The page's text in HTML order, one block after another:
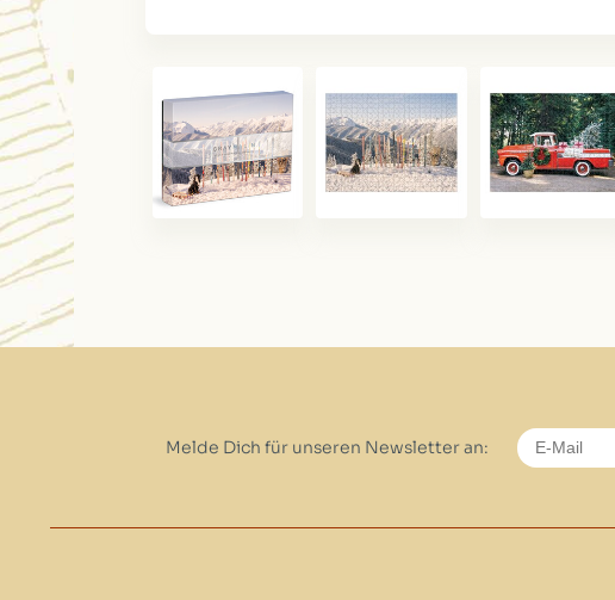
Melde Dich für unseren Newsletter an: